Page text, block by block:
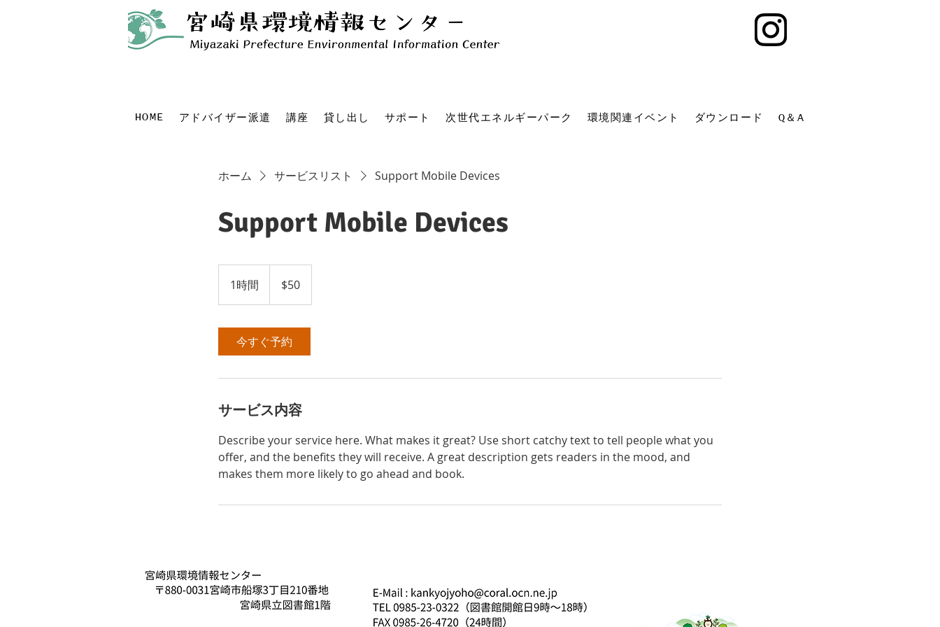
HOME アドバイザー派遣 講座 貸し出し サポート 次世代エネルギーパーク 環境関連イベント ダウンロード Q＆A
ホーム サービスリスト Support Mobile Devices
Support Mobile Devices
1時間
時
$50
今すぐ予約
サービス内容
Describe your service here. What makes it great? Use short catchy text to tell people what you
offer, and the benefits they will receive. A great description gets readers in the mood, and
makes them more likely to go ahead and book.